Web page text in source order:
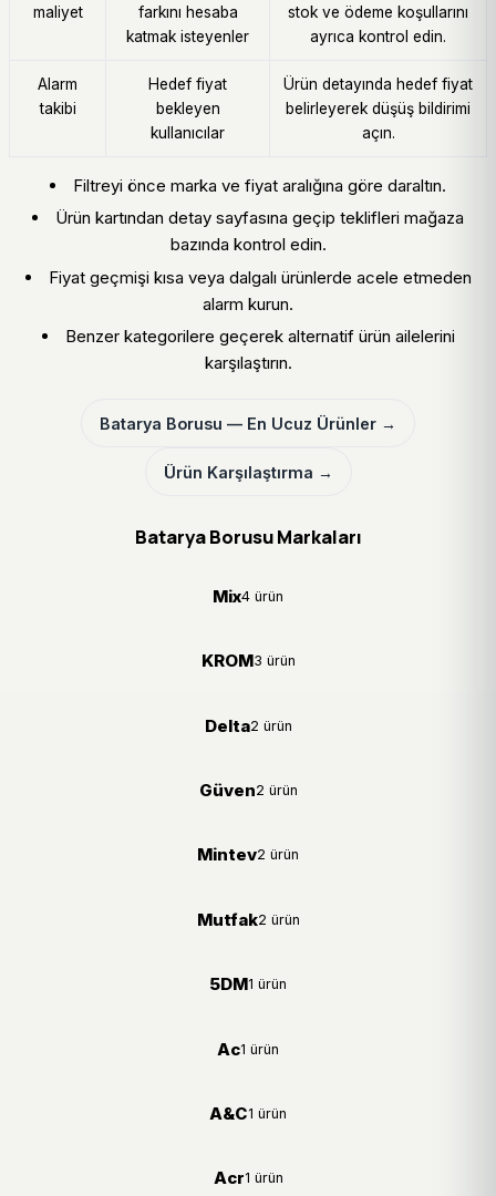
maliyet
farkını hesaba
katmak isteyenler
stok ve ödeme koşullarını
ayrıca kontrol edin.
Alarm
takibi
Hedef fiyat
bekleyen
kullanıcılar
Ürün detayında hedef fiyat
belirleyerek düşüş bildirimi
açın.
Filtreyi önce marka ve fiyat aralığına göre daraltın.
Ürün kartından detay sayfasına geçip teklifleri mağaza
bazında kontrol edin.
Fiyat geçmişi kısa veya dalgalı ürünlerde acele etmeden
alarm kurun.
Benzer kategorilere geçerek alternatif ürün ailelerini
karşılaştırın.
Batarya Borusu — En Ucuz Ürünler →
Ürün Karşılaştırma →
Batarya Borusu Markaları
Mix4 ürün
KROM3 ürün
Delta2 ürün
Güven2 ürün
Mintev2 ürün
Mutfak2 ürün
5DM1 ürün
Ac1 ürün
A&C1 ürün
Acr1 ürün